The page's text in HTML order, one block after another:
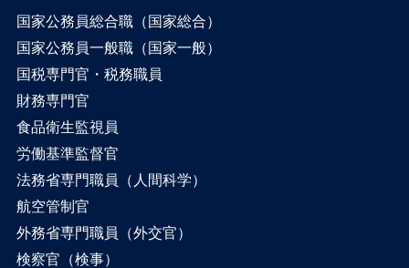
国家公務員総合職（国家総合）
国家公務員一般職（国家一般）
国税専門官・税務職員
財務専門官
食品衛生監視員
労働基準監督官
法務省専門職員（人間科学）
航空管制官
外務省専門職員（外交官）
検察官（検事）